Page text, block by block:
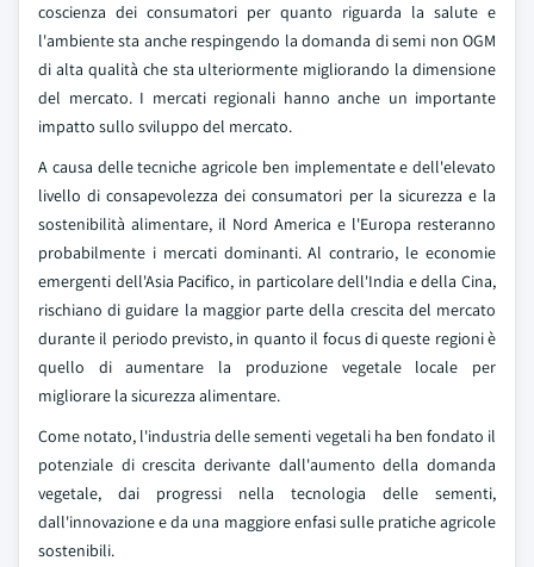
coscienza dei consumatori per quanto riguarda la salute e
l'ambiente sta anche respingendo la domanda di semi non OGM
di alta qualità che sta ulteriormente migliorando la dimensione
del mercato. I mercati regionali hanno anche un importante
impatto sullo sviluppo del mercato.
A causa delle tecniche agricole ben implementate e dell'elevato
livello di consapevolezza dei consumatori per la sicurezza e la
sostenibilità alimentare, il Nord America e l'Europa resteranno
probabilmente i mercati dominanti. Al contrario, le economie
emergenti dell'Asia Pacifico, in particolare dell'India e della Cina,
rischiano di guidare la maggior parte della crescita del mercato
durante il periodo previsto, in quanto il focus di queste regioni è
quello di aumentare la produzione vegetale locale per
migliorare la sicurezza alimentare.
Come notato, l'industria delle sementi vegetali ha ben fondato il
potenziale di crescita derivante dall'aumento della domanda
vegetale, dai progressi nella tecnologia delle sementi,
dall'innovazione e da una maggiore enfasi sulle pratiche agricole
sostenibili.